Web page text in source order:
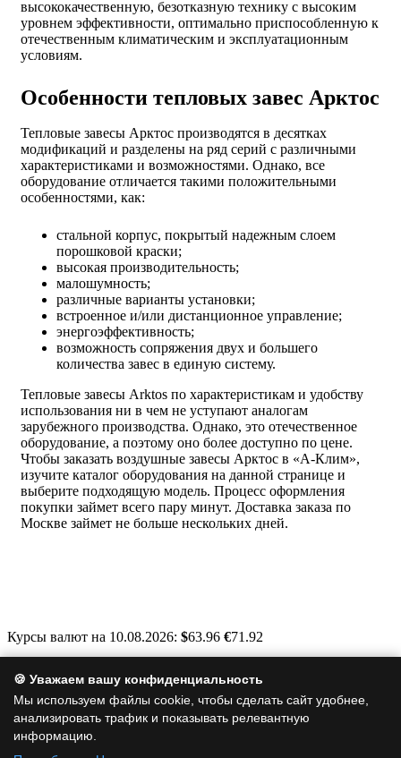
высококачественную, безотказную технику с высоким
уровнем эффективности, оптимально приспособленную к
отечественным климатическим и эксплуатационным
условиям.
Особенности тепловых завес Арктос
Тепловые завесы Арктос производятся в десятках
модификаций и разделены на ряд серий с различными
характеристиками и возможностями. Однако, все
оборудование отличается такими положительными
особенностями, как:
стальной корпус, покрытый надежным слоем
порошковой краски;
высокая производительность;
малошумность;
различные варианты установки;
встроенное и/или дистанционное управление;
энергоэффективность;
возможность сопряжения двух и большего
количества завес в единую систему.
Тепловые завесы Arktos по характеристикам и удобству
использования ни в чем не уступают аналогам
зарубежного производства. Однако, это отечественное
оборудование, а поэтому оно более доступно по цене.
Чтобы заказать воздушные завесы Арктос в «А-Клим»,
изучите каталог оборудования на данной странице и
выберите подходящую модель. Процесс оформления
покупки займет всего пару минут. Доставка заказа по
Москве займет не больше нескольких дней.
Курсы валют на 10.08.2026: $63.96 €71.92
+7 (495) 128-19-35
🍪 Уважаем вашу конфиденциальность
Мы используем файлы cookie, чтобы сделать сайт удобнее,
анализировать трафик и показывать релевантную
информацию.